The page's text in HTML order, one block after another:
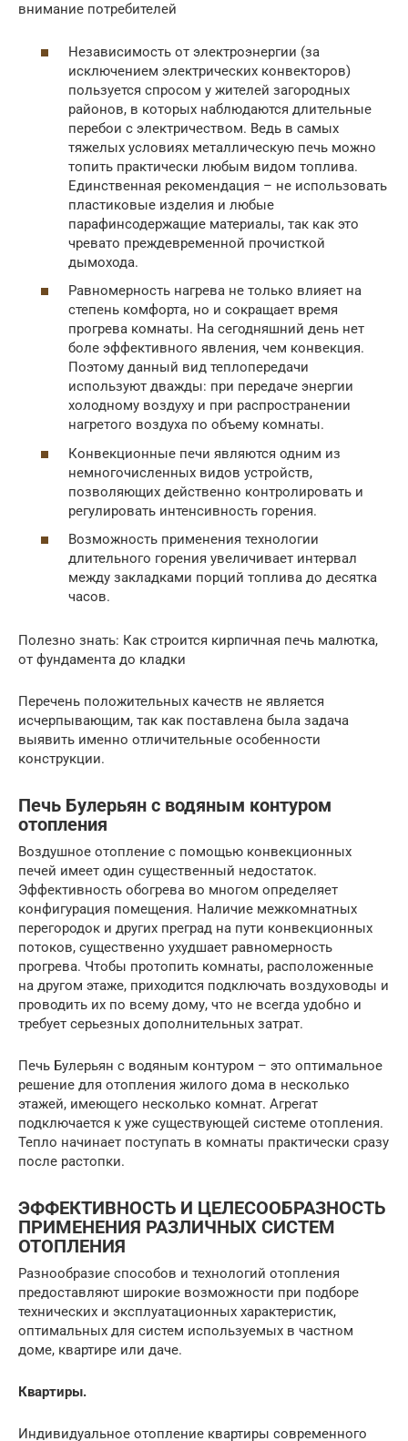
внимание потребителей
Независимость от электроэнергии (за
исключением электрических конвекторов)
пользуется спросом у жителей загородных
районов, в которых наблюдаются длительные
перебои с электричеством. Ведь в самых
тяжелых условиях металлическую печь можно
топить практически любым видом топлива.
Единственная рекомендация – не использовать
пластиковые изделия и любые
парафинсодержащие материалы, так как это
чревато преждевременной прочисткой
дымохода.
Равномерность нагрева не только влияет на
степень комфорта, но и сокращает время
прогрева комнаты. На сегодняшний день нет
боле эффективного явления, чем конвекция.
Поэтому данный вид теплопередачи
используют дважды: при передаче энергии
холодному воздуху и при распространении
нагретого воздуха по объему комнаты.
Конвекционные печи являются одним из
немногочисленных видов устройств,
позволяющих действенно контролировать и
регулировать интенсивность горения.
Возможность применения технологии
длительного горения увеличивает интервал
между закладками порций топлива до десятка
часов.
Полезно знать: Как строится кирпичная печь малютка,
от фундамента до кладки
Перечень положительных качеств не является
исчерпывающим, так как поставлена была задача
выявить именно отличительные особенности
конструкции.
Печь Булерьян с водяным контуром
отопления
Воздушное отопление с помощью конвекционных
печей имеет один существенный недостаток.
Эффективность обогрева во многом определяет
конфигурация помещения. Наличие межкомнатных
перегородок и других преград на пути конвекционных
потоков, существенно ухудшает равномерность
прогрева. Чтобы протопить комнаты, расположенные
на другом этаже, приходится подключать воздуховоды и
проводить их по всему дому, что не всегда удобно и
требует серьезных дополнительных затрат.
Печь Булерьян с водяным контуром – это оптимальное
решение для отопления жилого дома в несколько
этажей, имеющего несколько комнат. Агрегат
подключается к уже существующей системе отопления.
Тепло начинает поступать в комнаты практически сразу
после растопки.
ЭФФЕКТИВНОСТЬ И ЦЕЛЕСООБРАЗНОСТЬ
ПРИМЕНЕНИЯ РАЗЛИЧНЫХ СИСТЕМ
ОТОПЛЕНИЯ
Разнообразие способов и технологий отопления
предоставляют широкие возможности при подборе
технических и эксплуатационных характеристик,
оптимальных для систем используемых в частном
доме, квартире или даче.
Квартиры.
Индивидуальное отопление квартиры современного